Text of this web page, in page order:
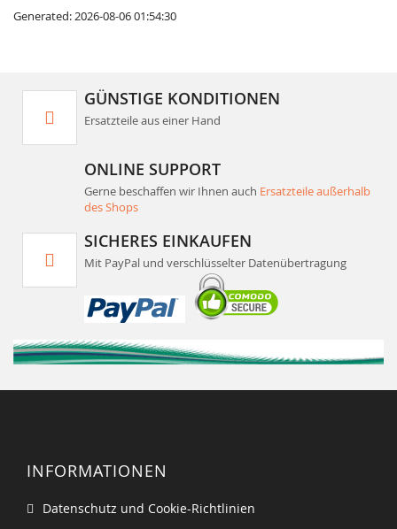
Generated: 2026-08-06 01:54:30
GÜNSTIGE KONDITIONEN
Ersatzteile aus einer Hand
ONLINE SUPPORT
Gerne beschaffen wir Ihnen auch Ersatzteile außerhalb
des Shops
SICHERES EINKAUFEN
Mit PayPal und verschlüsselter Datenübertragung
INFORMATIONEN
Datenschutz und Cookie-Richtlinien